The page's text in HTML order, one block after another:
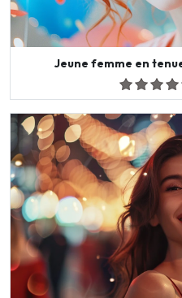
Jeune femme en